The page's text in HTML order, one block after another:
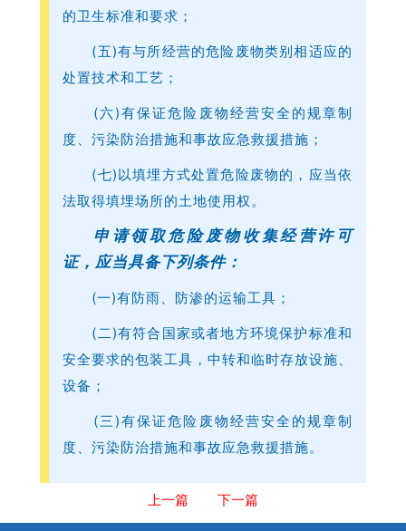
处
决
，
0
1
0
2
，
的卫生标准和要求；
(五)有与所经营的危险废物类别相适应的
处置技术和工艺；
(六)有保证危险废物经营安全的规章制
度、污染防治措施和事故应急救援措施；
(七)以填埋方式处置危险废物的，应当依
法取得填埋场所的土地使用权。
申请领取危险废物收集经营许可
证，应当具备下列条件：
(一)有防雨、防渗的运输工具；
(二)有符合国家或者地方环境保护标准和
安全要求的包装工具，中转和临时存放设施、
设备；
(三)有保证危险废物经营安全的规章制
度、污染防治措施和事故应急救援措施。
上一篇 下一篇